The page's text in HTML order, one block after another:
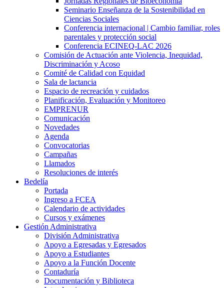
Seminario Enseñanza de la Sostenibilidad en
Ciencias Sociales
Conferencia internacional | Cambio familiar, roles
parentales y protección social
Conferencia ECINEQ-LAC 2026
Comisión de Actuación ante Violencia, Inequidad,
Discriminación y Acoso
Comité de Calidad con Equidad
Sala de lactancia
Espacio de recreación y cuidados
Planificación, Evaluación y Monitoreo
EMPRENUR
Comunicación
Novedades
Agenda
Convocatorias
Campañas
Llamados
Resoluciones de interés
Bedelía
Portada
Ingreso a FCEA
Calendario de actividades
Cursos y exámenes
Gestión Administrativa
División Administrativa
Apoyo a Egresadas y Egresados
Apoyo a Estudiantes
Apoyo a la Función Docente
Contaduría
Documentación y Biblioteca